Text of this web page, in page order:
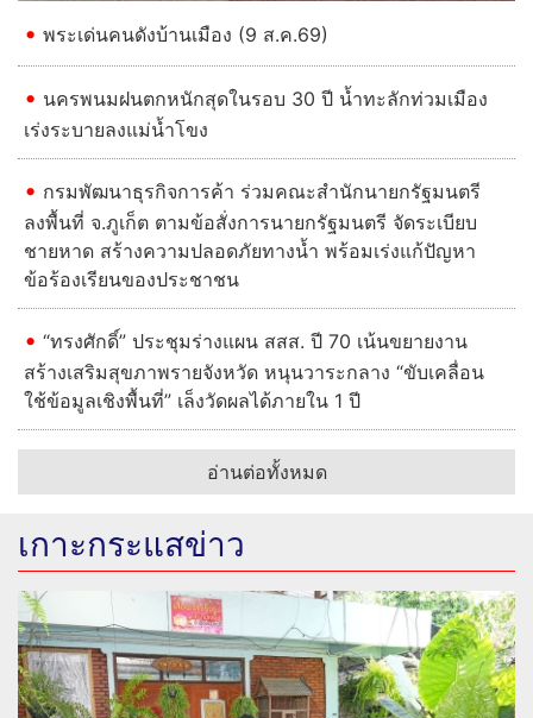
พระเด่นคนดังบ้านเมือง (9 ส.ค.69)
นครพนมฝนตกหนักสุดในรอบ 30 ปี น้ำทะลักท่วมเมือง
เร่งระบายลงแม่น้ำโขง
กรมพัฒนาธุรกิจการค้า ร่วมคณะสำนักนายกรัฐมนตรี
ลงพื้นที่ จ.ภูเก็ต ตามข้อสั่งการนายกรัฐมนตรี จัดระเบียบ
ชายหาด สร้างความปลอดภัยทางน้ำ พร้อมเร่งแก้ปัญหา
ข้อร้องเรียนของประชาชน
“ทรงศักดิ์” ประชุมร่างแผน สสส. ปี 70 เน้นขยายงาน
สร้างเสริมสุขภาพรายจังหวัด หนุนวาระกลาง “ขับเคลื่อน
ใช้ข้อมูลเชิงพื้นที่” เล็งวัดผลได้ภายใน 1 ปี
อ่านต่อทั้งหมด
เกาะกระแสข่าว